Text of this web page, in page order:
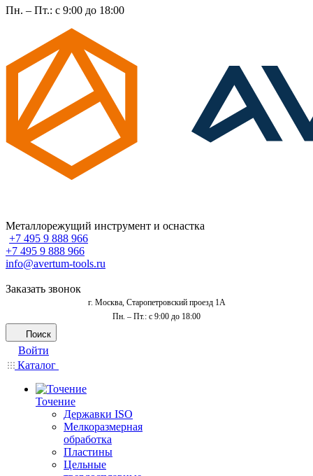
Пн. – Пт.: с 9:00 до 18:00
Металлорежущий инструмент и оснастка
+7 495 9 888 966
+7 495 9 888 966
info@avertum-tools.ru
Заказать звонок
г. Москва, Старопетровский проезд 1А
Пн. – Пт.: с 9:00 до 18:00
Поиск
Войти
Каталог
Точение
Державки ISO
Мелкоразмерная
обработка
Пластины
Цельные